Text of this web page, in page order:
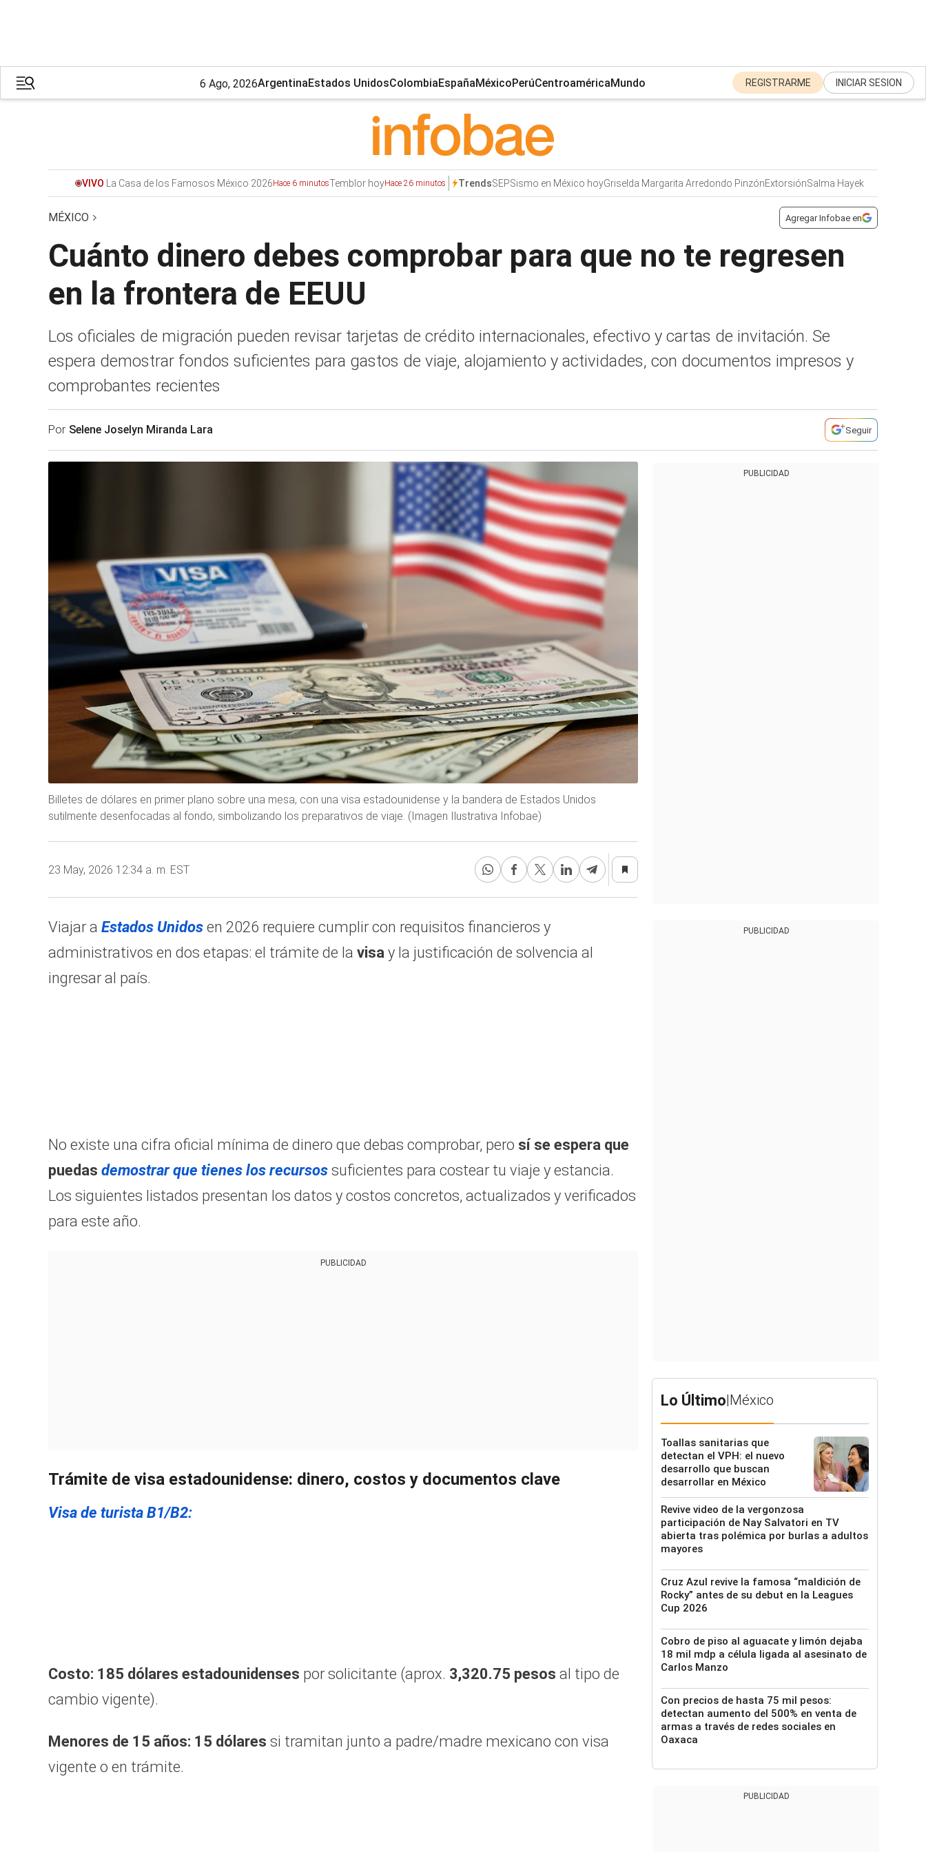
6 Ago, 2026ArgentinaEstados UnidosColombiaEspañaMéxicoPerúCentroaméricaMundo REGISTRARME INICIAR SESION
VIVO La Casa de los Famosos México 2026Hace 6 minutosTemblor hoyHace 26 minutos TrendsSEPSismo en México hoyGriselda Margarita Arredondo PinzónExtorsiónSalma Hayek
MÉXICO Agregar Infobae en
Cuánto dinero debes comprobar para que no te regresen
en la frontera de EEUU
Los oficiales de migración pueden revisar tarjetas de crédito internacionales, efectivo y cartas de invitación. Se
espera demostrar fondos suficientes para gastos de viaje, alojamiento y actividades, con documentos impresos y
comprobantes recientes
Por Selene Joselyn Miranda Lara Seguir
Billetes de dólares en primer plano sobre una mesa, con una visa estadounidense y la bandera de Estados Unidos
sutilmente desenfocadas al fondo, simbolizando los preparativos de viaje. (Imagen Ilustrativa Infobae)
23 May, 2026 12:34 a. m. EST
Viajar a Estados Unidos en 2026 requiere cumplir con requisitos financieros y
administrativos en dos etapas: el trámite de la visa y la justificación de solvencia al
ingresar al país.
No existe una cifra oficial mínima de dinero que debas comprobar, pero sí se espera que
puedas demostrar que tienes los recursos suficientes para costear tu viaje y estancia.
Los siguientes listados presentan los datos y costos concretos, actualizados y verificados
para este año.
PUBLICIDAD
Trámite de visa estadounidense: dinero, costos y documentos clave
Visa de turista B1/B2:
Costo: 185 dólares estadounidenses por solicitante (aprox. 3,320.75 pesos al tipo de
cambio vigente).
Menores de 15 años: 15 dólares si tramitan junto a padre/madre mexicano con visa
vigente o en trámite.
PUBLICIDAD
PUBLICIDAD
Lo Último|México
Toallas sanitarias que
detectan el VPH: el nuevo
desarrollo que buscan
desarrollar en México
Revive video de la vergonzosa
participación de Nay Salvatori en TV
abierta tras polémica por burlas a adultos
mayores
Cruz Azul revive la famosa “maldición de
Rocky” antes de su debut en la Leagues
Cup 2026
Cobro de piso al aguacate y limón dejaba
18 mil mdp a célula ligada al asesinato de
Carlos Manzo
Con precios de hasta 75 mil pesos:
detectan aumento del 500% en venta de
armas a través de redes sociales en
Oaxaca
PUBLICIDAD